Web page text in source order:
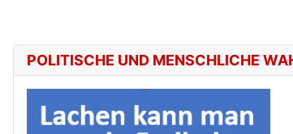
POLITISCHE UND MENSCHLICHE